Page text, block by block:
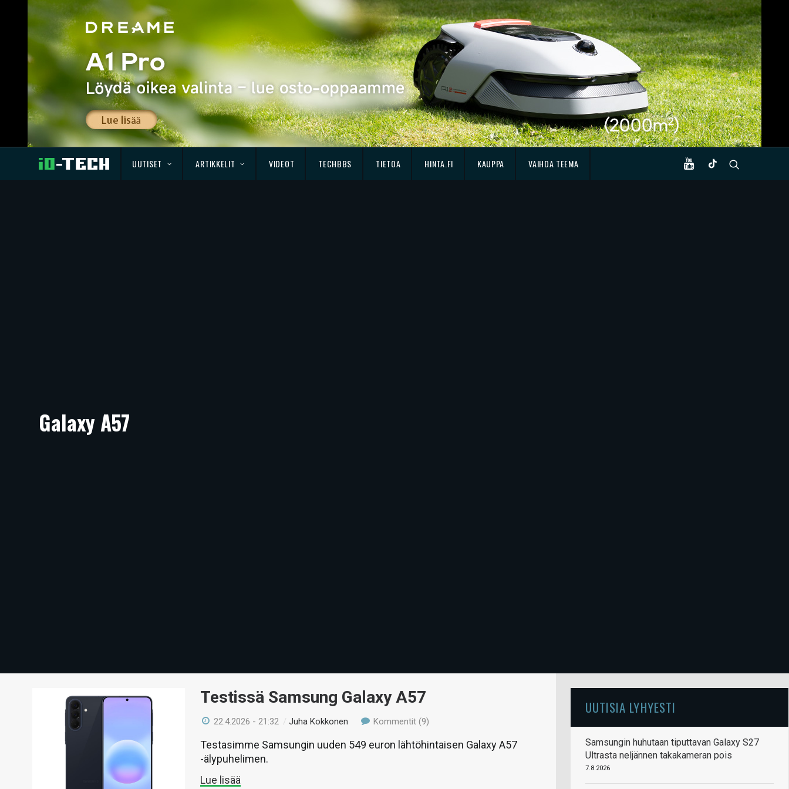
UUTISET ARTIKKELIT VIDEOT TECHBBS TIETOA HINTA.FI KAUPPA VAIHDA TEEMA
Galaxy A57
Testissä Samsung Galaxy A57
22.4.2026 - 21:32 /Juha Kokkonen Kommentit (9)
Testasimme Samsungin uuden 549 euron lähtöhintaisen Galaxy A57
-älypuhelimen.
Lue lisää
UUTISIA LYHYESTI
Samsungin huhutaan tiputtavan Galaxy S27
Ultrasta neljännen takakameran pois
7.8.2026